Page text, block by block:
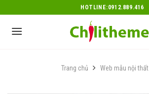
to
content
HOTLINE:0912.889.416
Trang chủ Web mẫu nội thất